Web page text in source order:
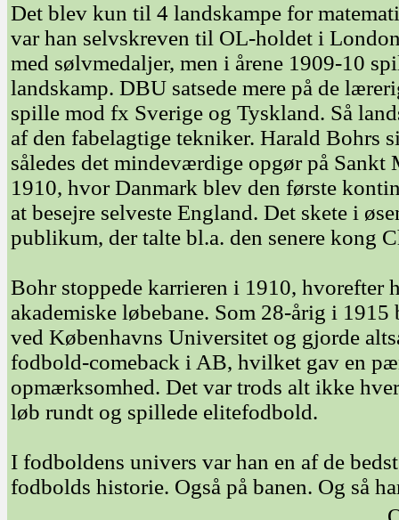
Det blev kun til 4 landskampe for
var han selvskreven til OL-holdet i
med sølvmedaljer, men i årene 1909-10
landskamp. DBU satsede mere på de
spille mod fx Sverige og Tyskland. Så
af den fabelagtige tekniker. Harald Bohrs
således det mindeværdige opgør på Sankt
1910, hvor Danmark blev den første
at besejre selveste England. Det skete i
publikum, der talte bl.a. den senere kong
Bohr stoppede karrieren i 1910, hvorefter
akademiske løbebane. Som 28-årig i
ved Københavns Universitet og gjorde
fodbold-comeback i AB, hvilket gav en
opmærksomhed. Det var trods alt ikke
løb rundt og spillede elitefodbold.
I fodboldens univers var han en af de
fodbolds historie. Også på banen. Og så